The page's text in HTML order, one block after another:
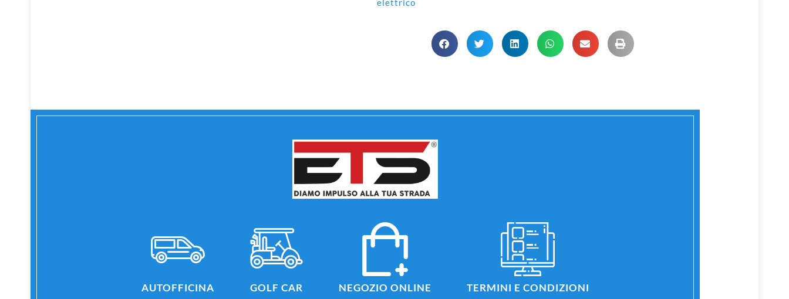
elettrico
AUTOFFICINA GOLF CAR NEGOZIO ONLINE TERMINI E CONDIZIONI